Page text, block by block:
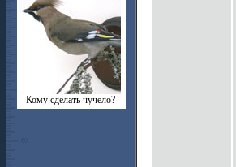
Кому сделать чучело?